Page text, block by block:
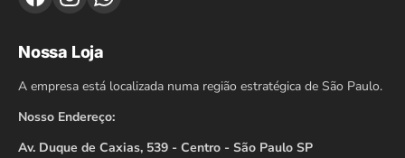
Nossa Loja
A empresa está localizada numa região estratégica de São Paulo.
Nosso Endereço:
Av. Duque de Caxias, 539 - Centro - São Paulo SP